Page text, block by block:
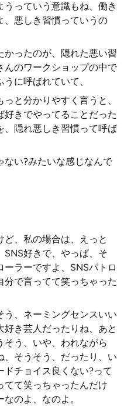
っていう意識もね、働き
、悪しき習慣っていうの
かったのが、隠れた悪い習
んのワークショップの中で
に呼ばれていて、
と分かりやすく言うと、
きでやってることだった
、隠れ悪しき習慣って呼ば
ない?みたいな感じなんで
、私の場合は、えっと
SNS好きで、やっぱ、そ
ラーですよ、SNSパトロ
で言ってて笑っちゃった
う、ネーミングセンスいい
き芸人だったりね、あと
う、いや、われながら
、そうそう、だったり、い
チョイス良くない?って
てて笑っちゃったんだけ
のよ、なのよ。